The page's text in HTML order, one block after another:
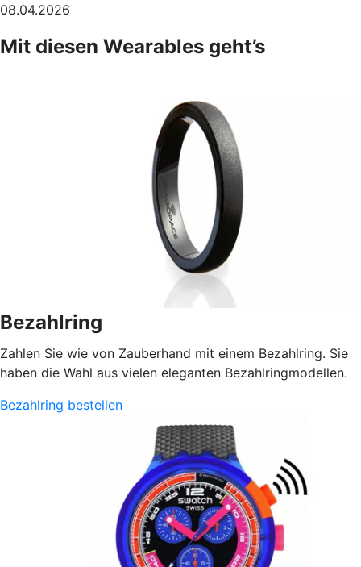
08.04.2026
Mit diesen Wearables geht’s
Bezahlring
Zahlen Sie wie von Zauberhand mit einem Bezahlring. Sie
haben die Wahl aus vielen eleganten Bezahlringmodellen.
Bezahlring bestellen